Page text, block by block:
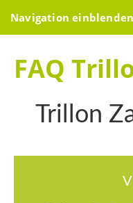
Navigation einblenden
FAQ
Trillon